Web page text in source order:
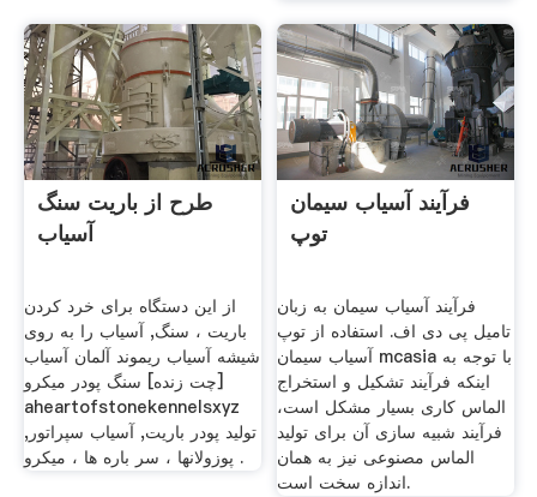
طرح از باریت سنگ
آسیاب
از این دستگاه برای خرد کردن
باریت ، سنگ, آسیاب را به روی
شیشه آسیاب ریموند آلمان آسیاب
[چت زنده] سنگ پودر میکرو
aheartofstonekennelsxyz
تولید پودر باریت, آسیاب سپراتور,
پوزولانها ، سر باره ها ، ميكرو .
فرآیند آسیاب سیمان
توپ
فرآیند آسیاب سیمان به زبان
تامیل پی دی اف. استفاده از توپ
آسیاب سیمان mcasia با توجه به
اینکه فرآیند تشکیل و استخراج
الماس کاری بسیار مشکل است،
فرآیند شبیه سازی آن برای تولید
الماس مصنوعی نیز به همان
اندازه سخت است.